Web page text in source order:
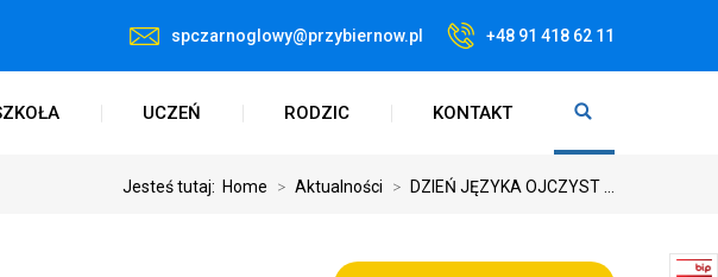
spczarnoglowy@przybiernow.pl +48 91 418 62 11
UCZEŃ RODZIC KONTAKT
Jesteś tutaj: Home > Aktualności > DZIEŃ JĘZYKA OJCZYST ...